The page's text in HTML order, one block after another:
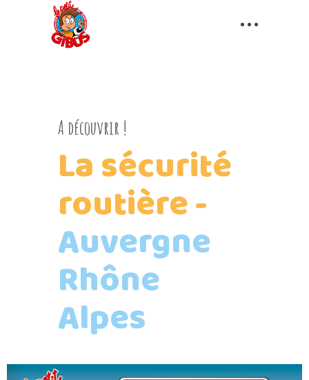
A découvrir !
Lasécurité
routière-
Auvergne
Rhône
Alpes